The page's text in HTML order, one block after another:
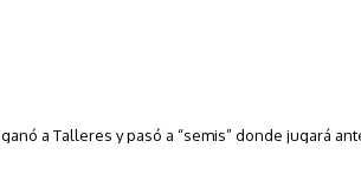
a Talleres y pasó a “semis” donde jugará